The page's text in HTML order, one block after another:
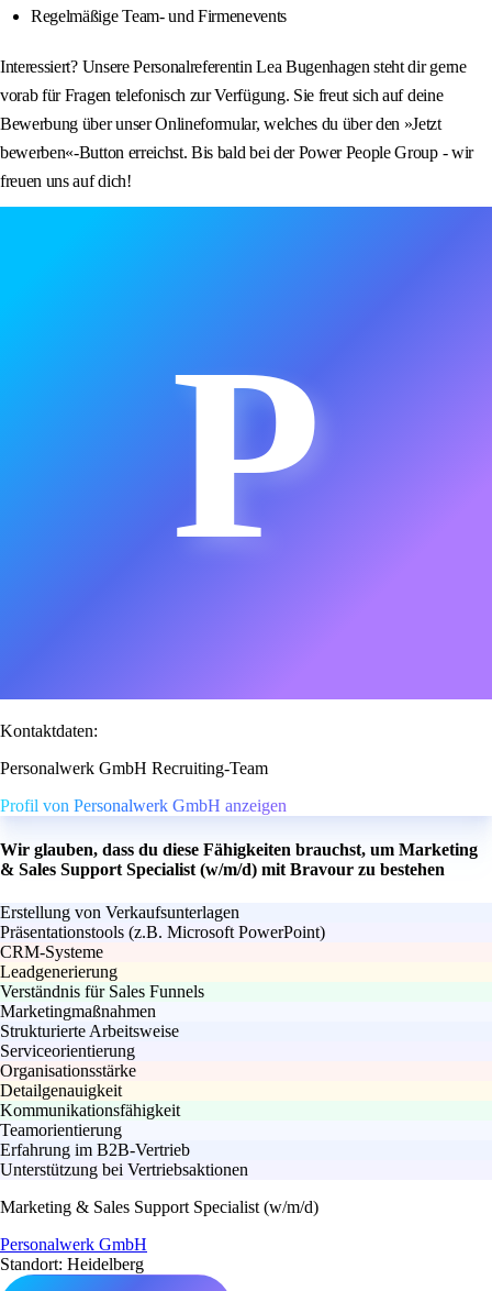
Regelmäßige Team- und Firmenevents
Interessiert? Unsere Personalreferentin Lea Bugenhagen steht dir gerne
vorab für Fragen telefonisch zur Verfügung. Sie freut sich auf deine
Bewerbung über unser Onlineformular, welches du über den »Jetzt
bewerben«-Button erreichst. Bis bald bei der Power People Group - wir
freuen uns auf dich!
P
Kontaktdaten:
Personalwerk GmbH Recruiting-Team
Profil von Personalwerk GmbH anzeigen
Wir glauben, dass du diese Fähigkeiten brauchst, um Marketing
& Sales Support Specialist (w/m/d) mit Bravour zu bestehen
Erstellung von Verkaufsunterlagen
Präsentationstools (z.B. Microsoft PowerPoint)
CRM-Systeme
Leadgenerierung
Verständnis für Sales Funnels
Marketingmaßnahmen
Strukturierte Arbeitsweise
Serviceorientierung
Organisationsstärke
Detailgenauigkeit
Kommunikationsfähigkeit
Teamorientierung
Erfahrung im B2B-Vertrieb
Unterstützung bei Vertriebsaktionen
Marketing & Sales Support Specialist (w/m/d)
Personalwerk GmbH
Standort: Heidelberg